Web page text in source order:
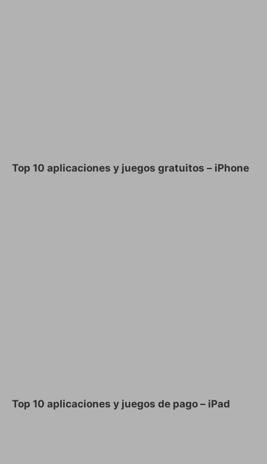
Top 10 aplicaciones y juegos gratuitos – iPhone
Top 10 aplicaciones y juegos de pago – iPad